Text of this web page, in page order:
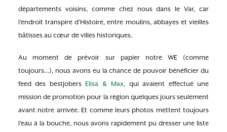
départements voisins, comme chez nous dans le Var, car
l’endroit transpire d’Histoire, entre moulins, abbayes et vieilles
bâtisses au cœur de villes historiques.
Au moment de prévoir sur papier notre WE (comme
toujours…), nous avons eu la chance de pouvoir bénéficier du
feed des bestjobers Elisa & Max, qui avaient effectué une
mission de promotion pour la région quelques jours seulement
avant notre arrivée. Et comme leurs photos mettent toujours
l’eau à la bouche, nous avons rapidement pu dresser une liste